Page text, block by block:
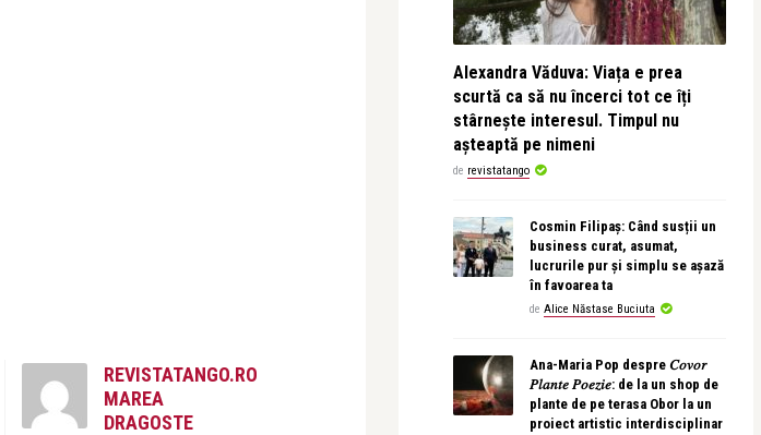
REVISTATANGO.RO
MAREA
DRAGOSTE
Alexandra Văduva: Viața e prea
scurtă ca să nu încerci tot ce îți
stârnește interesul. Timpul nu
așteaptă pe nimeni
de revistatango
Cosmin Filipaș: Când susții un
business curat, asumat,
lucrurile pur și simplu se așază
în favoarea ta
de Alice Năstase Buciuta
Ana-Maria Pop despre 𝐶𝑜𝑣𝑜𝑟
𝑃𝑙𝑎𝑛𝑡𝑒 𝑃𝑜𝑒𝑧𝑖𝑒: de la un shop de
plante de pe terasa Obor la un
proiect artistic interdisciplinar